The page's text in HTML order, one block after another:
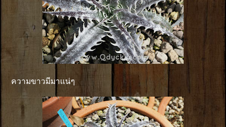
ความขาวมีมาแน่ๆ